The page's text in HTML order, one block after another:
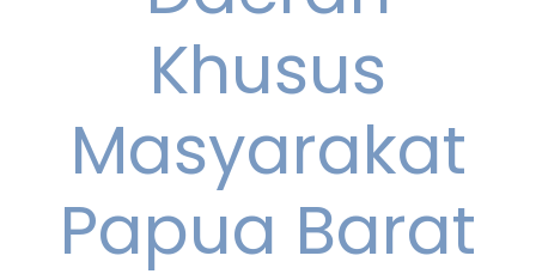
Khusus
Masyarakat
Papua Barat